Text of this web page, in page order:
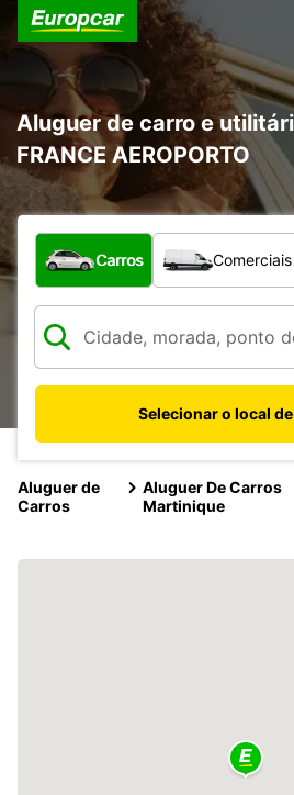
Aluguer de carro e
FRANCE AEROPORTO
Que tipo de veículo pretende?
Carros Comerciais
Selecionar o local
Aluguer de
Carros
Aluguer De Carros
Martinique